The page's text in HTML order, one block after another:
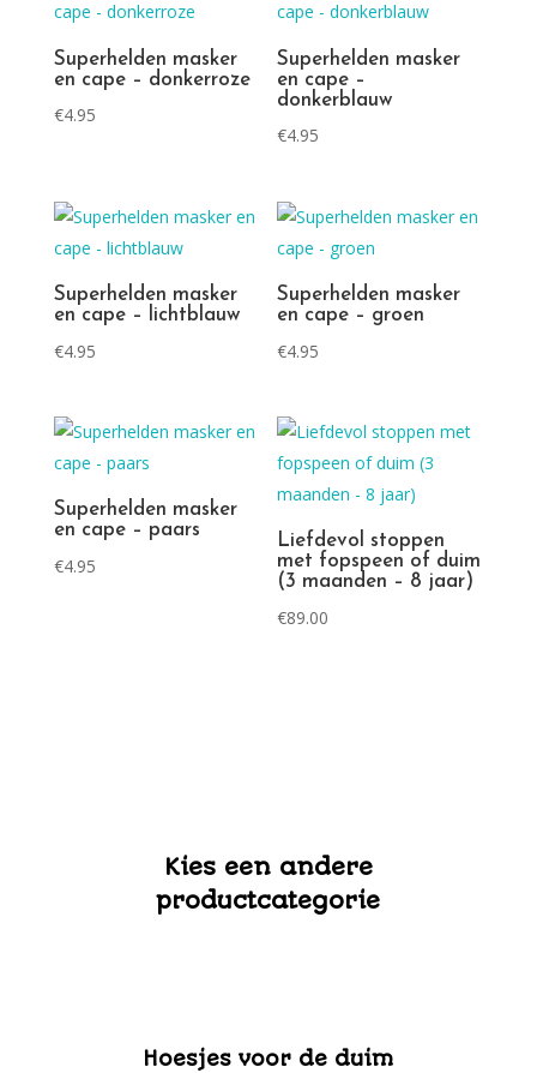
Superhelden masker
en cape – donkerroze
€4.95
Superhelden masker
en cape –
donkerblauw
€4.95
Superhelden masker
en cape – lichtblauw
€4.95
Superhelden masker
en cape – groen
€4.95
Superhelden masker
en cape – paars
€4.95
Liefdevol stoppen
met fopspeen of duim
(3 maanden – 8 jaar)
€89.00
Kies een andere
productcategorie
Hoesjes voor de duim